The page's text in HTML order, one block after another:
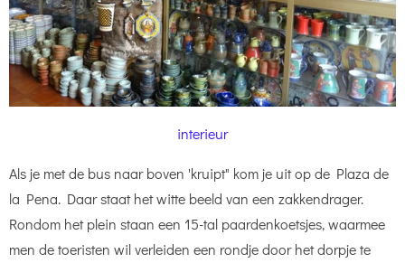
interieur
Als je met de bus naar boven 'kruipt" kom je uit op de Plaza de
la Pena. Daar staat het witte beeld van een zakkendrager.
Rondom het plein staan een 15-tal paardenkoetsjes, waarmee
men de toeristen wil verleiden een rondje door het dorpje te